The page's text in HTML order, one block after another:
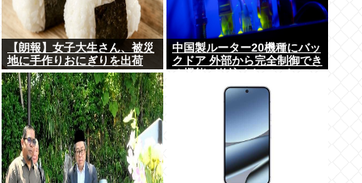
【朗報】女子大生さん、被災
地に手作りおにぎりを出荷
中国製ルーター20機種にバッ
クドア 外部から完全制御でき